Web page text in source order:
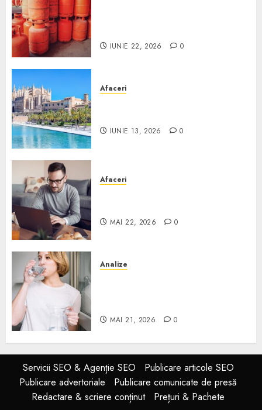
IUNIE 22, 2026 0
Afaceri
IUNIE 13, 2026 0
Afaceri
MAI 22, 2026 0
Analize
MAI 21, 2026 0
Servicii SEO & Agenție SEO
Publicare articole SEO
Publicare advertoriale
Publicare comunicate de presă
Redactare & scriere conținut
Prețuri & Pachete